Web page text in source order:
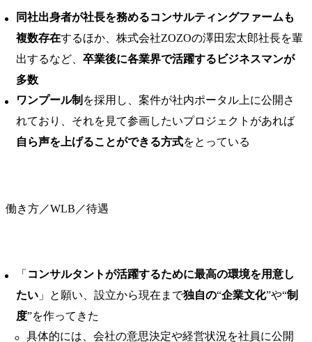
同社出身者が社長を務めるコンサルティングファームも
複数存在するほか、株式会社ZOZOの澤田宏太郎社長を輩
出するなど、 卒業後に各業界で活躍するビジネスマンが
多数
ワンプール制 を採用し、案件が社内ポータル上に公開さ
れており、それを見て参画したいプロジェクトがあれば
自ら声を上げることができる方式をとっている
働き方／WLB／待遇
「 コンサルタントが活躍するために最高の環境を用意し
たい 」と願い、設立から現在まで独自の“企業文化”や“制
度”を作ってきた
具体的には、会社の意思決定や経営状況を社員に公開